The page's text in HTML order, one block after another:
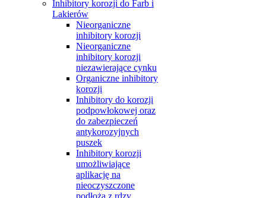
Inhibitory korozji do Farb i
Lakierów
Nieorganiczne
inhibitory korozji
Nieorganiczne
inhibitory korozji
niezawierające cynku
Organiczne inhibitory
korozji
Inhibitory do korozji
podpowłokowej oraz
do zabezpieczeń
antykorozyjnych
puszek
Inhibitory korozji
umożliwiające
aplikację na
nieoczyszczone
podłoża z rdzy